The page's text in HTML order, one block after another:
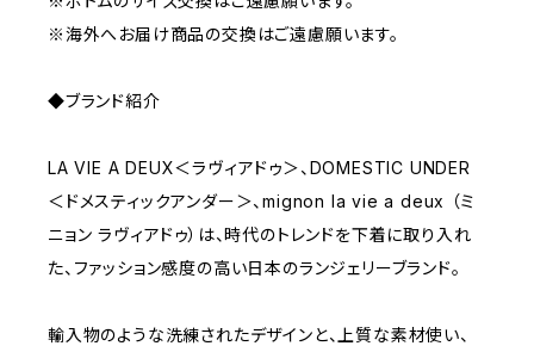
※海外へお届け商品の交換はご遠慮願います。
◆ブランド紹介
LA VIE A DEUX＜ラヴィアドゥ＞、DOMESTIC UNDER
＜ドメスティックアンダー＞、mignon la vie a deux （ミ
ニョン ラヴィアドゥ）は、時代のトレンドを下着に取り入れ
た、ファッション感度の高い日本のランジェリーブランド。
輸入物のような洗練されたデザインと、上質な素材使い、